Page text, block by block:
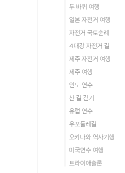
두 바퀴 여행
일본 자전거 여행
자전거 국토순례
4대강 자전거 길
제주 자전거 여행
제주 여행
인도 연수
산 길 걷기
유럽 연수
우포둘레길
오키나와 역사기행
미국연수 여행
트라이애슬론